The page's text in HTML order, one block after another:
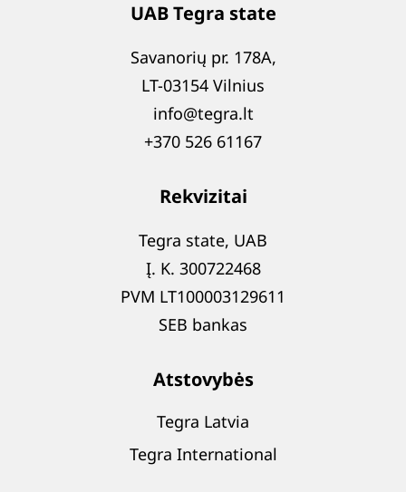
UAB Tegra state
Savanorių pr. 178A,
LT-03154 Vilnius
info@tegra.lt
+370 526 61167
Rekvizitai
Tegra state, UAB
Į. K. 300722468
PVM LT100003129611
SEB bankas
Atstovybės
Tegra Latvia
Tegra International